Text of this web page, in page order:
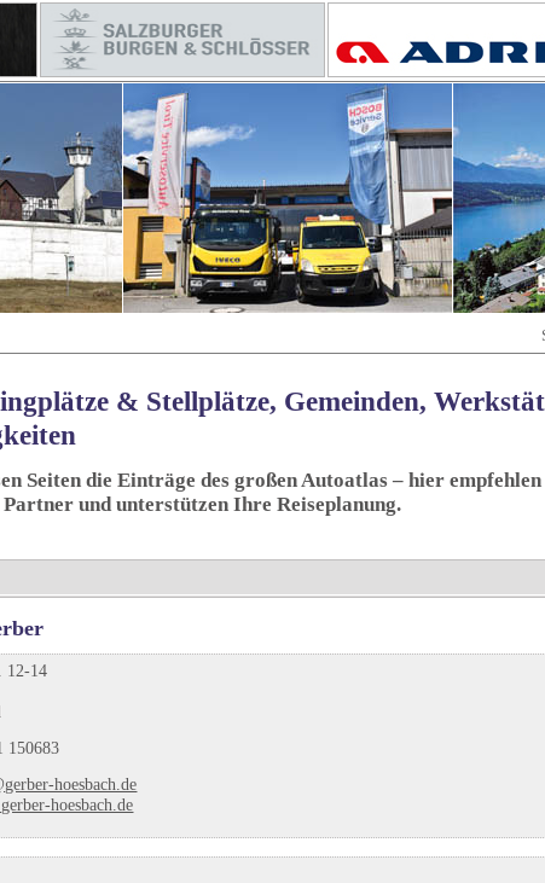
& Stellplätze, Gemeinden,
Seiten die Einträge des großen Autoatlas – hier empfehlen
und unterstützen Ihre Reiseplanung.
12-14
150683
hoesbach.de
hoesbach.de